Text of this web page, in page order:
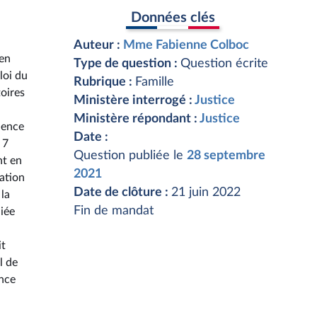
du
7
en
de
Données clés
Auteur : Mme Fabienne Colboc
Type de question : Question écrite
Rubrique : Famille
Ministère interrogé : Justice
Ministère répondant : Justice
Date :
Question publiée le 28 septembre
2021
Date de clôture : 21 juin 2022
Fin de mandat